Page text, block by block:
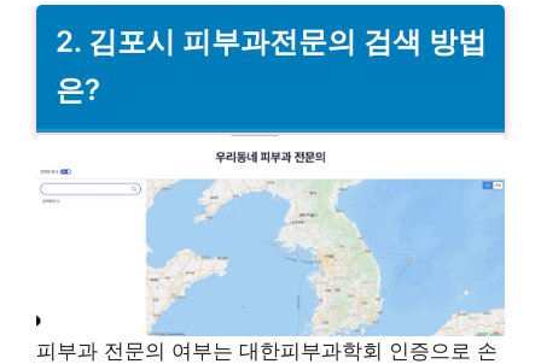
2. 김포시 피부과전문의 검색 방법
은?
피부과 전문의 여부는 대한피부과학회 인증으로 손